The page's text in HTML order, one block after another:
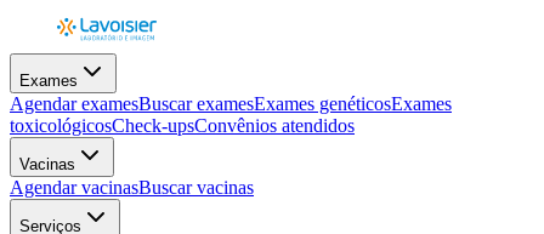
Exames
Agendar examesBuscar examesExames genéticosExames
toxicológicosCheck-upsConvênios atendidos
Vacinas
Agendar vacinasBuscar vacinas
Serviços